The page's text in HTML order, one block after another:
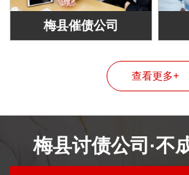
梅县催债公司
查看更多+
梅县讨债公司·不